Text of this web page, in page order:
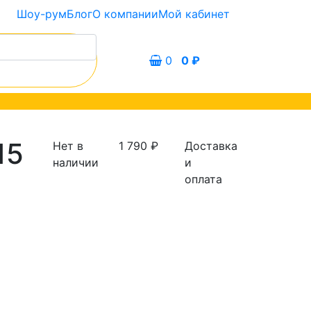
Шоу-румБлогО компанииМой кабинет
0 0 ₽
Нет в
наличии
1 790 ₽
Доставка
и
оплата